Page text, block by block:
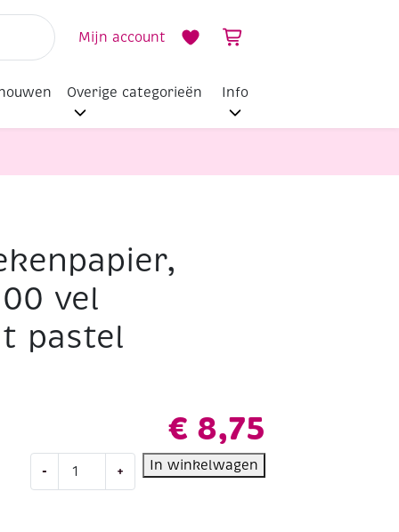
Mijn account
Overige categorieën Info
vel
pastel
€ 8,75
-
tekenpapier,
+ In winkelwagen